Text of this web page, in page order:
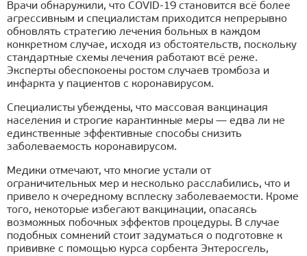
Врачи обнаружили, что COVID-19 становится всё более
агрессивным и специалистам приходится непрерывно
обновлять стратегию лечения больных в каждом
конкретном случае, исходя из обстоятельств, поскольку
стандартные схемы лечения работают всё реже.
Эксперты обеспокоены ростом случаев тромбоза и
инфаркта у пациентов с коронавирусом.
Специалисты убеждены, что массовая вакцинация
населения и строгие карантинные меры — едва ли не
единственные эффективные способы снизить
заболеваемость коронавирусом.
Медики отмечают, что многие устали от
ограничительных мер и несколько расслабились, что и
привело к очередному всплеску заболеваемости. Кроме
того, некоторые избегают вакцинации, опасаясь
возможных побочных эффектов процедуры. В случае
подобных сомнений стоит задуматься о подготовке к
прививке с помощью курса сорбента Энтеросгель,